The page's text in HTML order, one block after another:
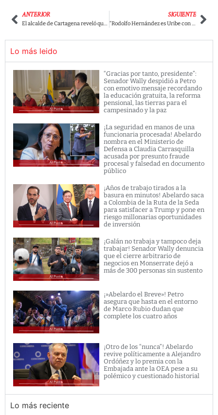
ANTERIOR
El alcalde de Cartagena reveló que el exasesor presidencial, lo contactó para ofrecerle los servicios de su esposa.
SIGUIENTE
“Rodolfo Hernández es Uribe con megáfono y mascara de chimpancé”: Creador de ‘Matarife’.
Lo más leido
“Gracias por tanto, presidente”:
Senador Wally despidió a Petro
con emotivo mensaje recordando
la educación gratuita, la reforma
pensional, las tierras para el
campesinado y la paz
¡La seguridad en manos de una
funcionaria procesada! Abelardo
nombra en el Ministerio de
Defensa a Claudia Carrasquilla
acusada por presunto fraude
procesal y falsedad en documento
público
¡Años de trabajo tirados a la
basura en minutos! Abelardo saca
a Colombia de la Ruta de la Seda
para satisfacer a Trump y pone en
riesgo millonarias oportunidades
de inversión
¡Galán no trabaja y tampoco deja
trabajar! Senador Wally denuncia
que el cierre arbitrario de
negocios en Monserrate dejó a
más de 300 personas sin sustento
¡»Abelardo el Breve»! Petro
asegura que hasta en el entorno
de Marco Rubio dudan que
complete los cuatro años
¡Otro de los “nunca”! Abelardo
revive políticamente a Alejandro
Ordóñez y lo premia con la
Embajada ante la OEA pese a su
polémico y cuestionado historial
Lo más reciente